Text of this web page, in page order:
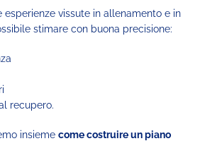
esperienze vissute in allenamento e in
stimare con buona precisione:
recupero.
insieme come costruire un piano